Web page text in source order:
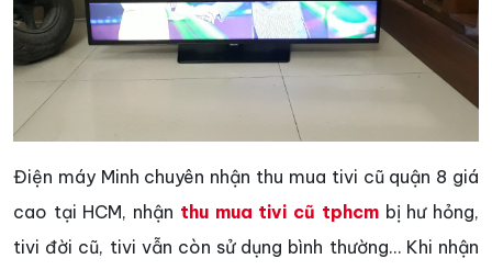
Điện máy Minh chuyên nhận thu mua tivi cũ quận 8 giá
cao tại HCM, nhận thu mua tivi cũ tphcm bị hư hỏng,
tivi đời cũ, tivi vẫn còn sử dụng bình thường… Khi nhận